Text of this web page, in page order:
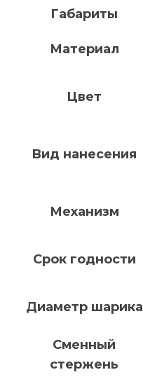
Габариты
Материал
Цвет
Вид нанесения
Механизм
Срок годности
Диаметр шарика
Сменный
стержень